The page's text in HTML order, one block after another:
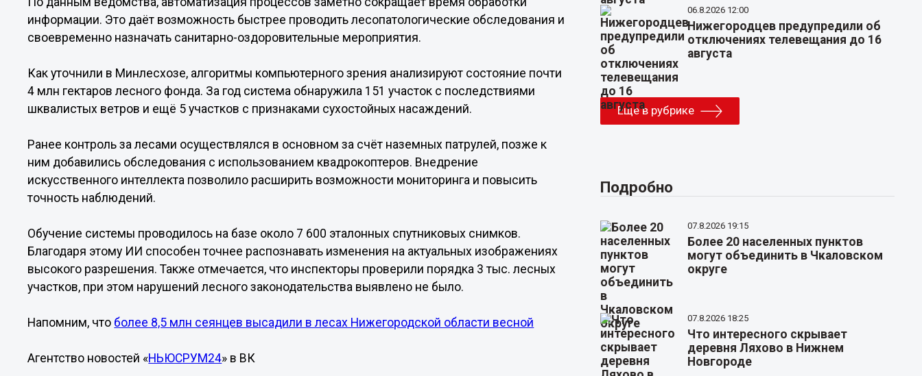
информации. Это даёт возможность быстрее проводить лесопатологические обследования и
своевременно назначать санитарно-оздоровительные мероприятия.
Как уточнили в Минлесхозе, алгоритмы компьютерного зрения анализируют состояние почти
4 млн гектаров лесного фонда. За год система обнаружила 151 участок с последствиями
шквалистых ветров и ещё 5 участков с признаками сухостойных насаждений.
Ранее контроль за лесами осуществлялся в основном за счёт наземных патрулей, позже к
ним добавились обследования с использованием квадрокоптеров. Внедрение
искусственного интеллекта позволило расширить возможности мониторинга и повысить
точность наблюдений.
Обучение системы проводилось на базе около 7 600 эталонных спутниковых снимков.
Благодаря этому ИИ способен точнее распознавать изменения на актуальных изображениях
высокого разрешения. Также отмечается, что инспекторы проверили порядка 3 тыс. лесных
участков, при этом нарушений лесного законодательства выявлено не было.
Напомним, что более 8,5 млн сеянцев высадили в лесах Нижегородской области весной
Агентство новостей «НЬЮСРУМ24» в ВК
06.8.2026 12:00
Нижегородцев предупредили об
отключениях телевещания до 16
августа
Еще в рубрике
Подробно
07.8.2026 19:15
Более 20 населенных пунктов
могут объединить в Чкаловском
округе
07.8.2026 18:25
Что интересного скрывает
деревня Ляхово в Нижнем
Новгороде